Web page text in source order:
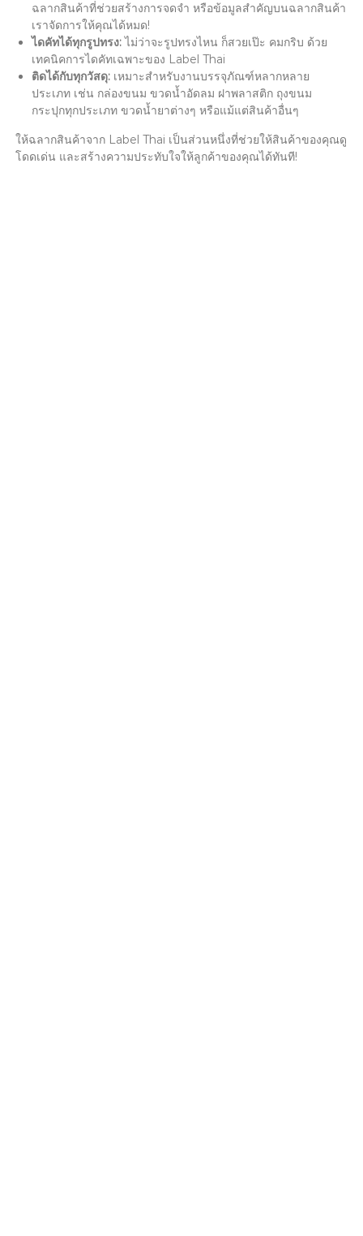
ฉลากสินค้าที่ช่วยสร้างการจดจำ หรือข้อมูลสำคัญบนฉลากสินค้า
เราจัดการให้คุณได้หมด!
ไดคัทได้ทุกรูปทรง:ไม่ว่าจะรูปทรงไหน ก็สวยเป๊ะ คมกริบ ด้วย
เทคนิคการไดคัทเฉพาะของ Label Thai
ติดได้กับทุกวัสดุ:เหมาะสำหรับงานบรรจุภัณฑ์หลากหลาย
ประเภท เช่น กล่องขนม ขวดน้ำอัดลม ฝาพลาสติก ถุงขนม
กระปุกทุกประเภท ขวดน้ำยาต่างๆ หรือแม้แต่สินค้าอื่นๆ
ให้ฉลากสินค้าจาก Label Thai เป็นส่วนหนึ่งที่ช่วยให้สินค้าของคุณดู
โดดเด่น และสร้างความประทับใจให้ลูกค้าของคุณได้ทันที!